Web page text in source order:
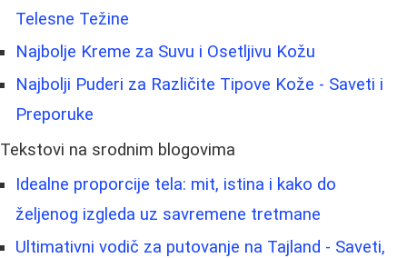
Telesne Težine
Najbolje Kreme za Suvu i Osetljivu Kožu
Najbolji Puderi za Različite Tipove Kože - Saveti i
Preporuke
Tekstovi na srodnim blogovima
Idealne proporcije tela: mit, istina i kako do
željenog izgleda uz savremene tretmane
Ultimativni vodič za putovanje na Tajland - Saveti,